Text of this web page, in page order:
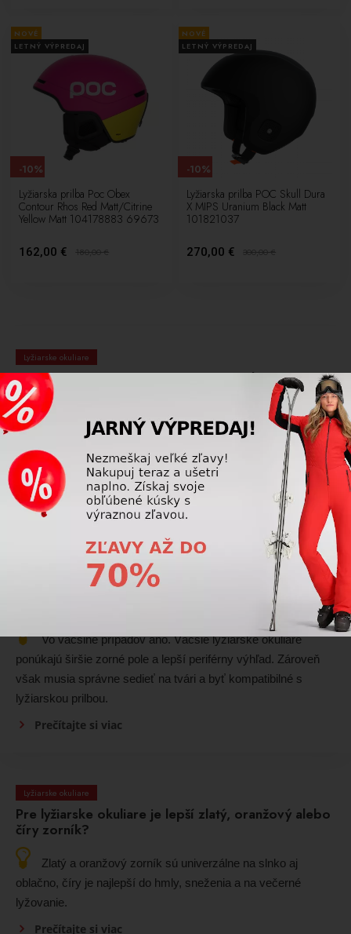
NOVÉ
LETNÝ VÝPREDAJ
Lyžiarska prilba Poc Obex
Contour Rhos Red Matt/Citrine
Yellow Matt 104178883 69673
162,00 € 180,00€
-10%
NOVÉ
LETNÝ VÝPREDAJ
Lyžiarska prilba POC Skull Dura
X MIPS Uranium Black Matt
101821037
270,00 € 300,00€
-10%
Lyžiarske okuliare
Prečo sa mi lyžiarske okuliare často zahmlievajú?
Lyžiarske okuliare sa zahmlievajú najčastejšie kvôli
vlhkosti a teplotnému rozdielu medzi vnútrom okuliarov a
vonkajším prostredím. Prispieva k tomu zlé odvetranie,
poškodená antifog úprava, nesprávne nosenie alebo
kombinácia s nevhodnou prilbou či kuklou.
Prečítajte si viac
Sú väčšie lyžiarske okuliare lepšie na výhľad?
Vo väčšine prípadov áno. Väčšie lyžiarske okuliare
ponúkajú širšie zorné pole a lepší periférny výhľad. Zároveň
však musia správne sedieť na tvári a byť kompatibilné s
lyžiarskou prilbou.
Prečítajte si viac
Lyžiarske okuliare
Pre lyžiarske okuliare je lepší zlatý, oranžový alebo
číry zorník?
Zlatý a oranžový zorník sú univerzálne na slnko aj
oblačno, číry je najlepší do hmly, sneženia a na večerné
lyžovanie.
Prečítajte si viac